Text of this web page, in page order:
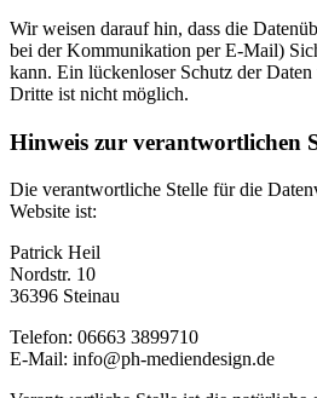
Wir weisen darauf hin, dass die
bei der Kommunikation per E-Mail)
kann. Ein lückenloser Schutz der
Dritte ist nicht möglich.
Hinweis zur verantwortlichen
Die verantwortliche Stelle für die
Website ist:
Patrick Heil
Nordstr. 10
36396 Steinau
Telefon: 06663 3899710
E-Mail: info@ph-mediendesign.de